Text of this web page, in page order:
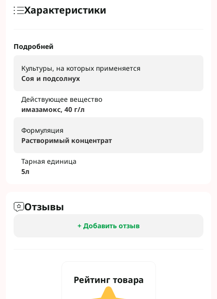
Характеристики
Подробней
Культуры, на которых применяется
Соя и подсолнух
Действующее вещество
имазамокс, 40 г/л
Формуляция
Растворимый концентрат
Тарная единица
5л
Отзывы
+ Добавить отзыв
Рейтинг товара